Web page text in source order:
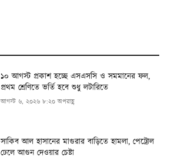
১০ আগস্ট প্রকাশ হচ্ছে এসএসসি ও সমমানের ফল,
প্রথম শ্রেণিতে ভর্তি হবে শুধু লটারিতে
আগস্ট ৬, ২০২৬ ৮:২০ অপরাহ্ণ
সাকিব আল হাসানের মাগুরার বাড়িতে হামলা, পেট্রোল
ঢেলে আগুন দেওয়ার চেষ্টা